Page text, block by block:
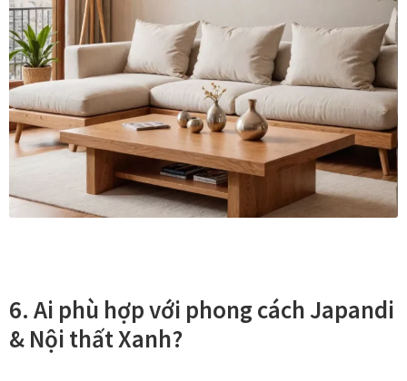
Tranh tặng tân gia
Tranh theo phong cách thiết kế
Tranh Bắc Âu – Scandinavian
Tranh treo phòng khách
Tranh treo phòng thờ
6. Ai phù hợp với phong cách Japandi
& Nội thất Xanh?